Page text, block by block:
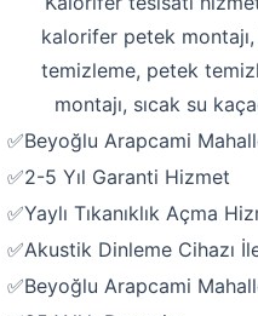
kalorifer petek
temizleme, petek
montajı, sıcak su
✅Beyoğlu Arapcami
✅2-5 Yıl Garanti Hizmet
✅Yaylı Tıkanıklık Açma
✅Akustik Dinleme Cihazı
✅Beyoğlu Arapcami